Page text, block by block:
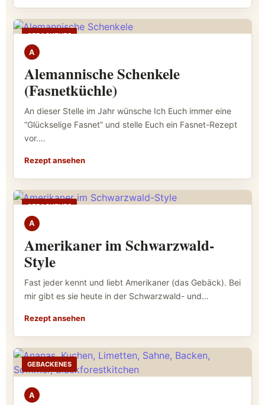
GEBACKENES
A
Alemannische Schenkele
(Fasnetküchle)
An dieser Stelle im Jahr wünsche Ich Euch immer eine
“Glückselige Fasnet” und stelle Euch ein Fasnet-Rezept
vor.…
Rezept ansehen
GEBACKENES
A
Amerikaner im Schwarzwald-
Style
Fast jeder kennt und liebt Amerikaner (das Gebäck). Bei
mir gibt es sie heute in der Schwarzwald- und…
Rezept ansehen
GEBACKENES
A